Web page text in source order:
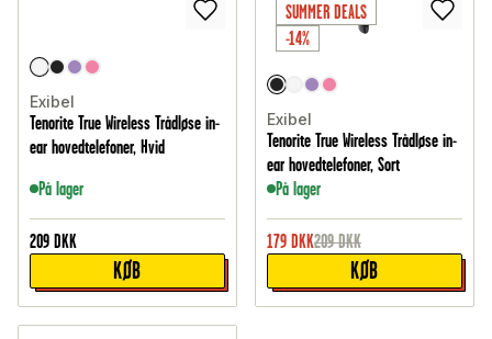
Exibel
Tenorite True Wireless Trådløse in-
ear hovedtelefoner, Hvid
På lager
209 DKK
KØB
SUMMER DEALS
-14%
Exibel
Tenorite True Wireless Trådløse in-
ear hovedtelefoner, Sort
På lager
179 DKK209 DKK
KØB